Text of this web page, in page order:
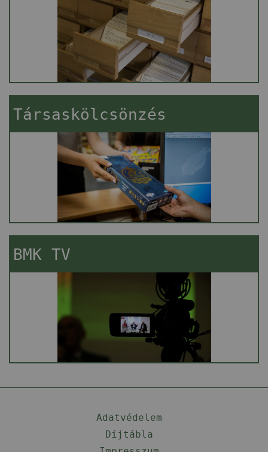
Társaskölcsönzés
BMK TV
Adatvédelem
Díjtábla